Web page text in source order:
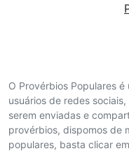
O Provérbios Populares
usuários de redes
serem enviadas e
provérbios, dispomos de
populares, basta clicar